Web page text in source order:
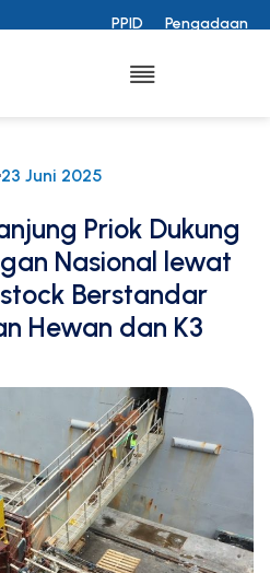
PPID Pengadaan
23 Juni 2025
Priok Dukung
Nasional lewat
Berstandar
Hewan dan K3